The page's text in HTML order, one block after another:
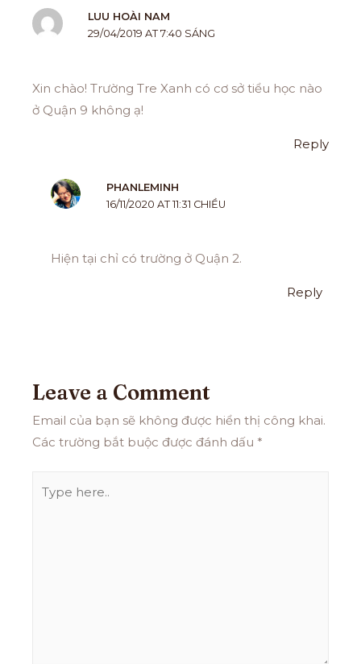
LUU HOÀI NAM
29/04/2019 AT 7:40 SÁNG
Xin chào! Trường Tre Xanh có cơ sở tiểu học nào
ở Quận 9 không ạ!
Reply
PHANLEMINH
16/11/2020 AT 11:31 CHIỀU
Hiện tại chỉ có trường ở Quận 2.
Reply
Leave a Comment
Email của bạn sẽ không được hiển thị công khai.
Các trường bắt buộc được đánh dấu *